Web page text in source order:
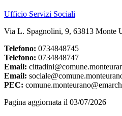
Ufficio Servizi Sociali
Via L. Spagnolini, 9, 63813 Monte
Telefono: 0734848745
Telefono: 0734848747
Email:
Email:
PEC:
Pagina aggiornata il 03/07/2026